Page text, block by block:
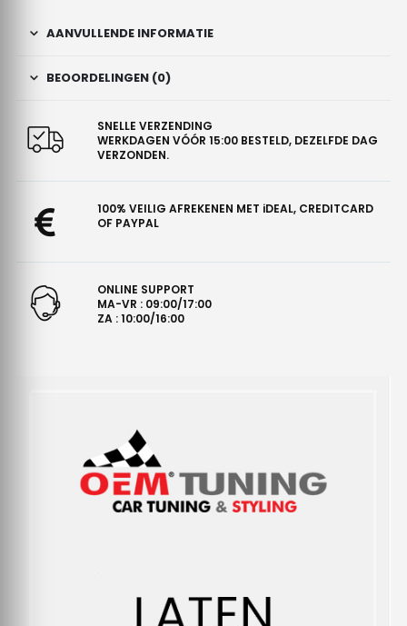
AANVULLENDE INFORMATIE
BEOORDELINGEN (0)
SNELLE VERZENDING
WERKDAGEN VÓÓR 15:00 BESTELD, DEZELFDE DAG
VERZONDEN.
100% VEILIG AFREKENEN MET iDEAL, CREDITCARD
OF PAYPAL
ONLINE SUPPORT
MA-VR : 09:00/17:00
ZA : 10:00/16:00